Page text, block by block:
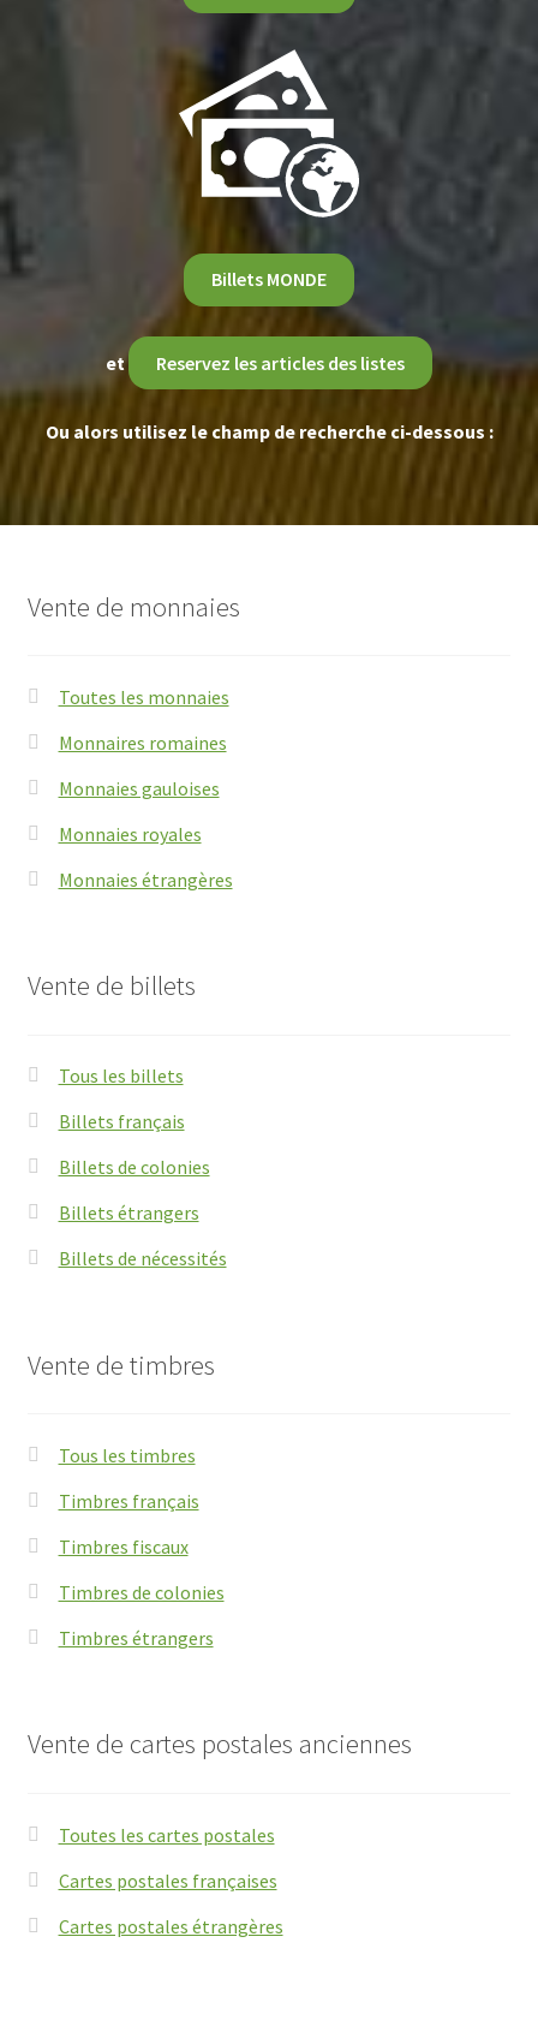
Billets MONDE
et Reservez les articles des listes
Ou alors utilisez le champ de recherche ci-dessous :
Vente de monnaies
Toutes les monnaies
Monnaires romaines
Monnaies gauloises
Monnaies royales
Monnaies étrangères
Vente de billets
Tous les billets
Billets français
Billets de colonies
Billets étrangers
Billets de nécessités
Vente de timbres
Tous les timbres
Timbres français
Timbres fiscaux
Timbres de colonies
Timbres étrangers
Vente de cartes postales anciennes
Toutes les cartes postales
Cartes postales françaises
Cartes postales étrangères